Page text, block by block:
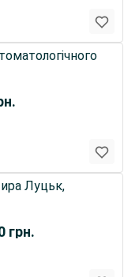
грн.
Луцьк,